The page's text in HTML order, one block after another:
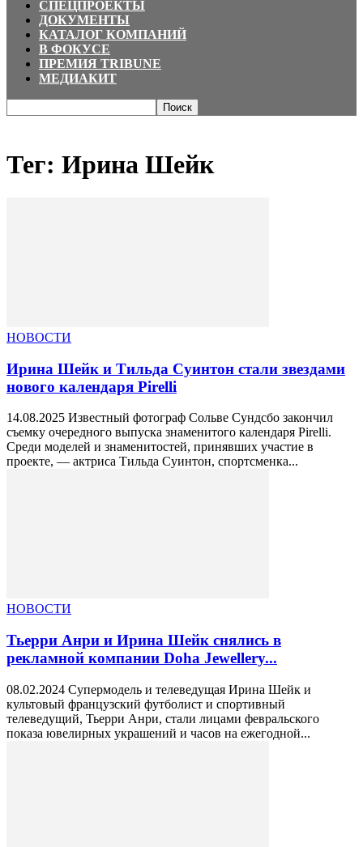
СПЕЦПРОЕКТЫ
ДОКУМЕНТЫ
КАТАЛОГ КОМПАНИЙ
В ФОКУСЕ
ПРЕМИЯ TRIBUNE
МЕДИАКИТ
Тег: Ирина Шейк
НОВОСТИ
Ирина Шейк и Тильда Суинтон стали звездами
нового календаря Pirelli
14.08.2025 Известный фотограф Сольве Сундсбо закончил
съемку очередного выпуска знаменитого календаря Pirelli.
Среди моделей и знаменитостей, принявших участие в
проекте, — актриса Тильда Суинтон, спортсменка...
НОВОСТИ
Тьерри Анри и Ирина Шейк снялись в
рекламной компании Doha Jewellery...
08.02.2024 Супермодель и телеведущая Ирина Шейк и
культовый французский футболист и спортивный
телеведущий, Тьерри Анри, стали лицами февральского
показа ювелирных украшений и часов на ежегодной...